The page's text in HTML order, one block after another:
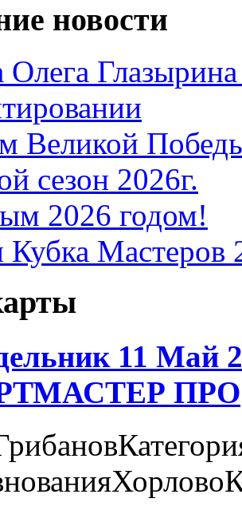
новости
Олега
Великой
сезон 2026г.
2026 годом!
Кубка Мастеров
11 Май
ПРО